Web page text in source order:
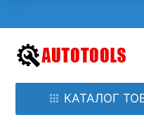
КАТАЛОГ